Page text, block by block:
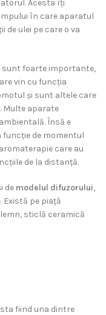
Acesta îți
în care aparatul
ulei pe care o va
sunt foarte importante,
vin cu funcția
și sunt altele care
Multe aparate
Însă e
de momentul
care au
de la distanţă.
de modelul difuzorului,
Există pe piață
sticlă ceramică
fiind una dintre